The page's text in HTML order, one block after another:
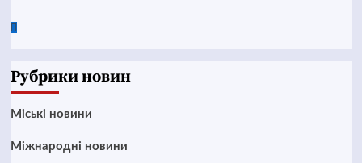
Google
Рубрики новин
Mіські новини
Міжнародні новини